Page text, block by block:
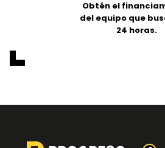
Obtén el
del equipo que
24 horas.